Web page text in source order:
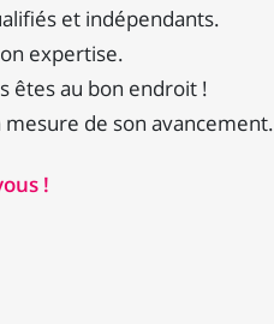
et indépendants.
expertise.
êtes au bon endroit !
de son avancement.
!